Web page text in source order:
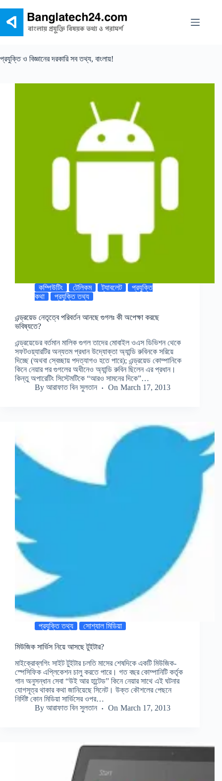
content
প্রযুক্তি ও বিজ্ঞানের দরকারি সব তথ্য, বাংলায়!
কম্পিউটিং টেলিকম ট্যাবলেট
প্রযুক্তি
কথা
প্রযুক্তি তথ্য
এন্ড্রয়েড নেতৃত্বে পরিবর্তন আনছে গুগলঃ কী অপেক্ষা করছে
ভবিষ্যতে?
এন্ড্রয়েডের বর্তমান মালিক গুগল তাদের মোবাইল ওএস ডিভিশন থেকে
সফটওয়্যারটির অন্যতম প্রধান উদ্যোক্তা অ্যান্ডি রুবিনকে সরিয়ে
দিচ্ছে (অথবা স্বেচ্ছায় পদত্যাগও হতে পারে); এন্ড্রয়েড কোম্পানিকে
কিনে নেয়ার পর গুগলের অধীনেও অ্যান্ডি রুবিন ছিলেন এর প্রধান।
কিন্তু অপারেটিং সিস্টেমটিকে “আরও সামনের দিকে”…
By আরাফাত বিন সুলতান On March 17, 2013
প্রযুক্তি তথ্য সোশ্যাল মিডিয়া
মিউজিক সার্ভিস নিয়ে আসছে টুইটার?
মাইক্রোব্লগিং সাইট টুইটার চলতি মাসের শেষদিকে একটি মিউজিক-
স্পেসিফিক এপ্লিকেশন চালু করতে পারে। গত বছর কোম্পানিটি কর্তৃক
গান অনুসন্ধান সেবা “উই আর হান্টেড” কিনে নেয়ার সাথে এই ঘটনার
যোগসূত্র থাকার কথা জানিয়েছে সিনেট। উক্ত কৌশলের পেছনে
নির্দিষ্ট কোন মিডিয়া সার্ভিসের ওপর…
By আরাফাত বিন সুলতান On March 17, 2013